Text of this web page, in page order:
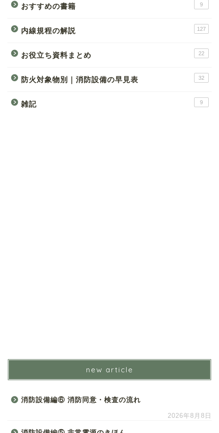
おすすめの書籍 9
内線規程の解説 127
お役立ち資料まとめ 22
防火対象物別｜消防設備の早見表 32
雑記 9
new article
消防設備編⑥ 消防同意・検査の流れ
2026年8月8日